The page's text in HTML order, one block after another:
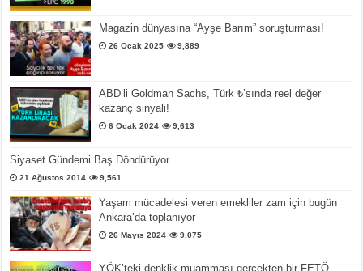
Magazin dünyasına “Ayşe Barım” soruşturması!
26 Ocak 2025 9,889
ABD’li Goldman Sachs, Türk ₺’sında reel değer
kazanç sinyali!
6 Ocak 2024 9,613
Siyaset Gündemi Baş Döndürüyor
21 Ağustos 2014 9,561
Yaşam mücadelesi veren emekliler zam için bugün
Ankara’da toplanıyor
26 Mayıs 2024 9,075
YÖK’teki denklik muamması gerçekten bir FETÖ